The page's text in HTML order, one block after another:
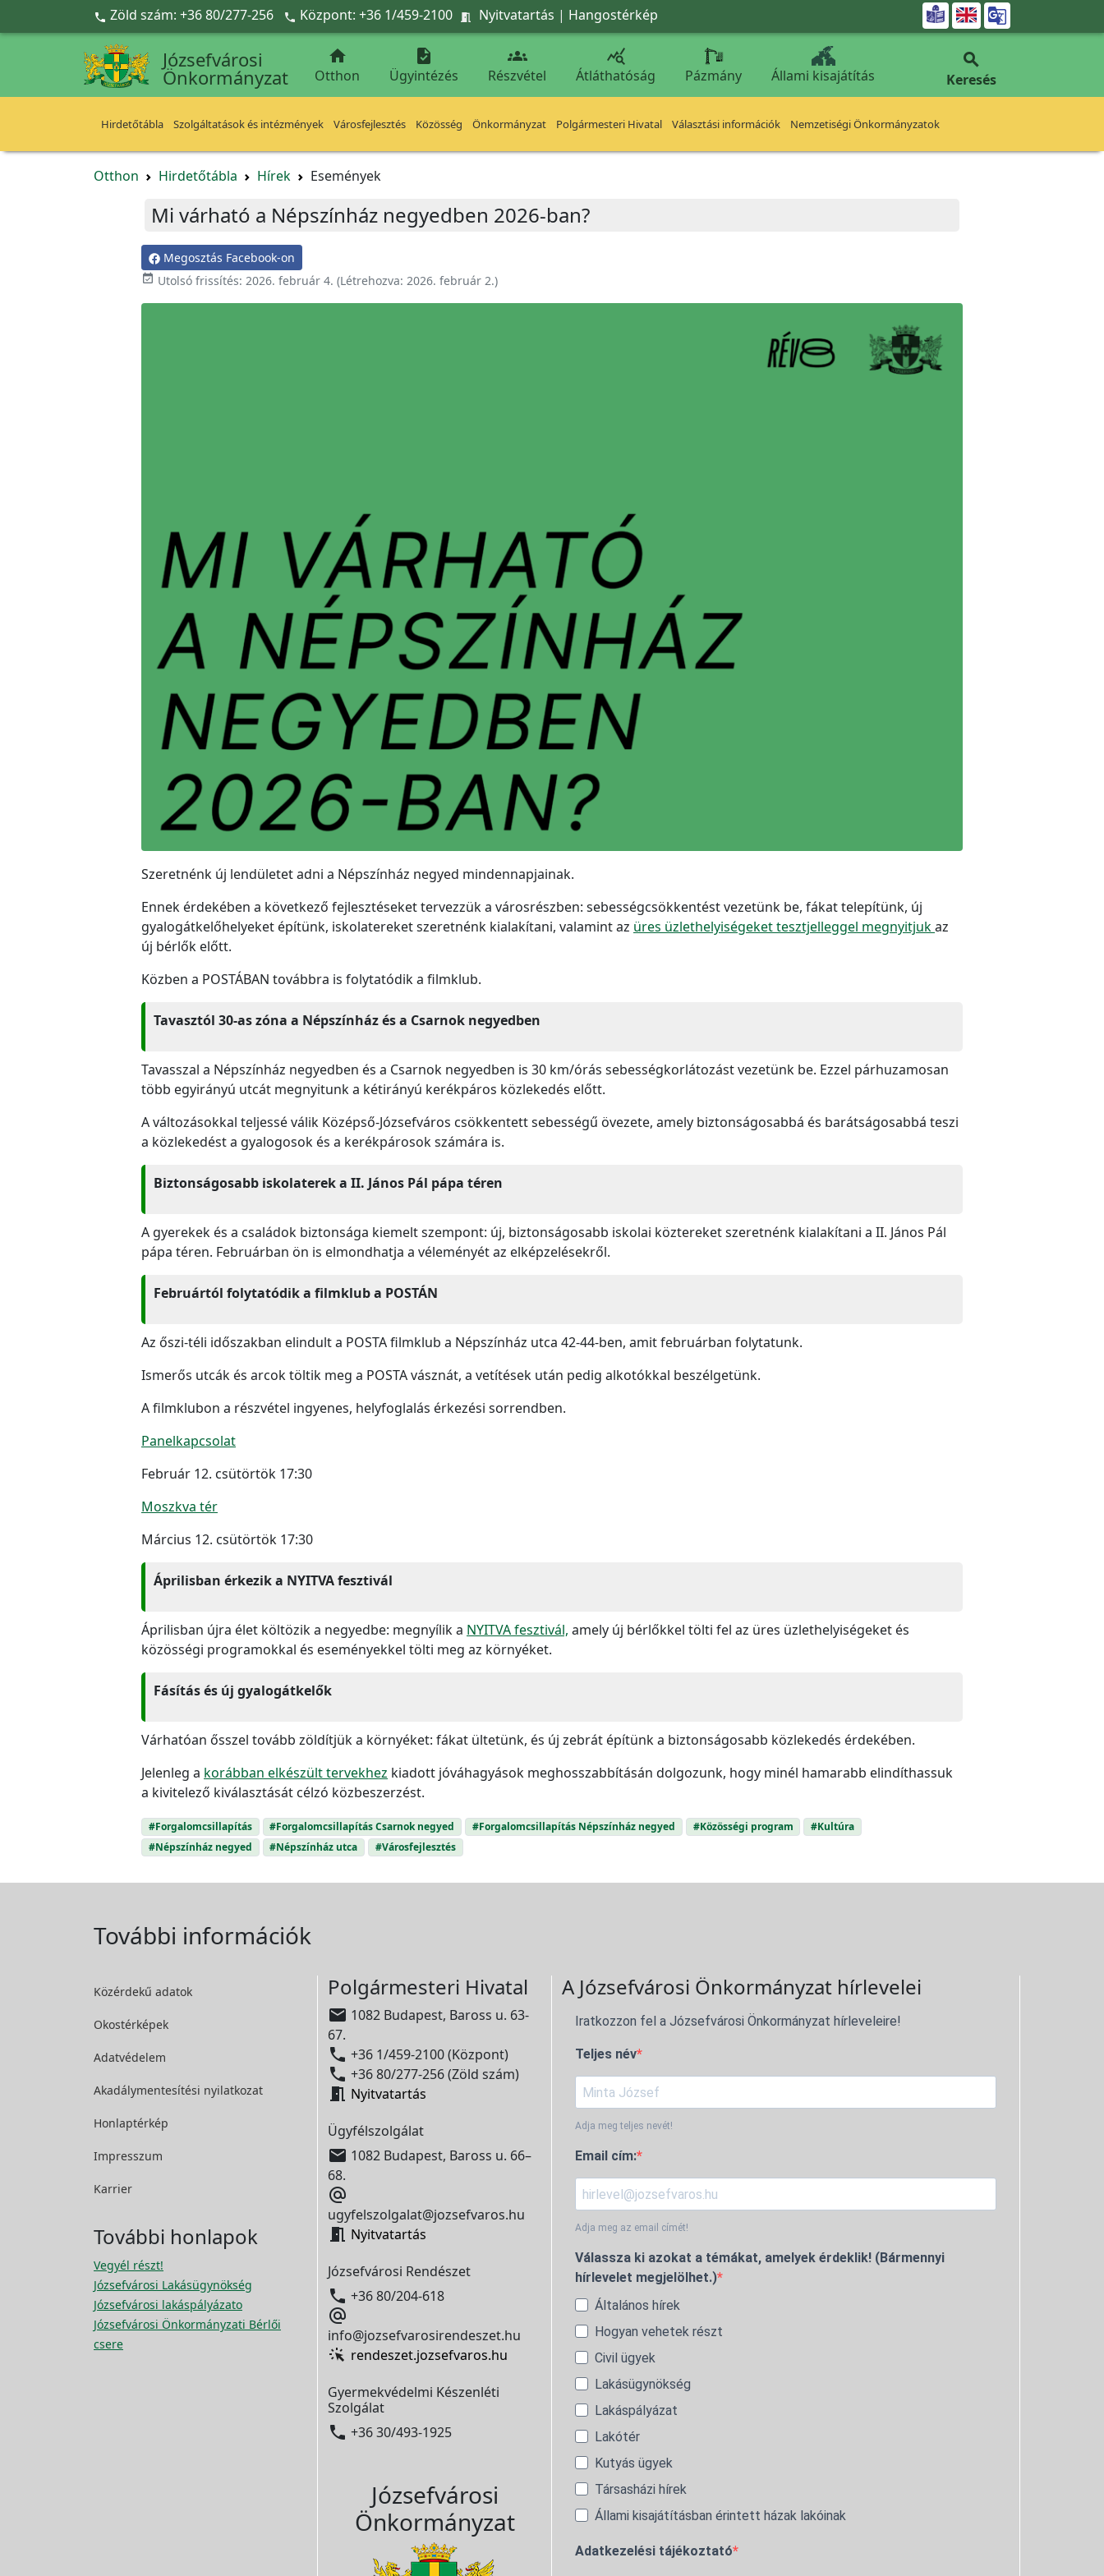
Ugrás a fő tartalomra
 Zöld szám: +36 80/277-256  Központ: +36 1/459-2100  Nyitvatartás | Hangostérkép 
Józsefvárosi
Önkormányzat

Otthon

Ügyintézés

Részvétel

Átláthatóság Pázmány Állami kisajátítás

Keresés
Hirdetőtábla Szolgáltatások és intézmények Városfejlesztés Közösség Önkormányzat Polgármesteri Hivatal Választási információk Nemzetiségi Önkormányzatok
Otthon Hirdetőtábla Hírek Események
Mi várható a Népszínház negyedben 2026-ban?
Megosztás Facebook-on
 Utolsó frissítés: 2026. február 4. (Létrehozva: 2026. február 2.)
Szeretnénk új lendületet adni a Népszínház negyed mindennapjainak.
Ennek érdekében a következő fejlesztéseket tervezzük a városrészben: sebességcsökkentést vezetünk be, fákat telepítünk, új
gyalogátkelőhelyeket építünk, iskolatereket szeretnénk kialakítani, valamint az üres üzlethelyiségeket tesztjelleggel megnyitjukaz
új bérlők előtt.
Közben a POSTÁBAN továbbra is folytatódik a filmklub.
Tavasztól 30-as zóna a Népszínház és a Csarnok negyedben
Tavasszal a Népszínház negyedben és a Csarnok negyedben is 30 km/órás sebességkorlátozást vezetünk be. Ezzel párhuzamosan
több egyirányú utcát megnyitunk a kétirányú kerékpáros közlekedés előtt.
A változásokkal teljessé válik Középső-Józsefváros csökkentett sebességű övezete, amely biztonságosabbá és barátságosabbá teszi
a közlekedést a gyalogosok és a kerékpárosok számára is.
Biztonságosabb iskolaterek a II. János Pál pápa téren
A gyerekek és a családok biztonsága kiemelt szempont: új, biztonságosabb iskolai köztereket szeretnénk kialakítani a II. János Pál
pápa téren. Februárban ön is elmondhatja a véleményét az elképzelésekről.
Februártól folytatódik a filmklub a POSTÁN
Az őszi-téli időszakban elindult a POSTA filmklub a Népszínház utca 42-44-ben, amit februárban folytatunk.
Ismerős utcák és arcok töltik meg a POSTA vásznát, a vetítések után pedig alkotókkal beszélgetünk.
A filmklubon a részvétel ingyenes, helyfoglalás érkezési sorrendben.
Panelkapcsolat
Február 12. csütörtök 17:30
Moszkva tér
Március 12. csütörtök 17:30
Áprilisban érkezik a NYITVA fesztivál
Áprilisban újra élet költözik a negyedbe: megnyílik a NYITVA fesztivál, amely új bérlőkkel tölti fel az üres üzlethelyiségeket és
közösségi programokkal és eseményekkel tölti meg az környéket.
Fásítás és új gyalogátkelők
Várhatóan ősszel tovább zöldítjük a környéket: fákat ültetünk, és új zebrát építünk a biztonságosabb közlekedés érdekében.
Jelenleg a korábban elkészült tervekhez kiadott jóváhagyások meghosszabbításán dolgozunk, hogy minél hamarabb elindíthassuk
a kivitelező kiválasztását célzó közbeszerzést.
#Forgalomcsillapítás #Forgalomcsillapítás Csarnok negyed #Forgalomcsillapítás Népszínház negyed #Közösségi program
#Kultúra
#Népszínház negyed
#Népszínház utca #Városfejlesztés
További információk
Közérdekű adatok
Okostérképek
Adatvédelem
Akadálymentesítési nyilatkozat
Honlaptérkép
Impresszum
Karrier
További honlapok
Vegyél részt!
Józsefvárosi Lakásügynökség
Józsefvárosi lakáspályázato
Józsefvárosi Önkormányzati Bérlői
csere
Polgármesteri Hivatal
 1082 Budapest, Baross u. 63-
67.
 +36 1/459-2100 (Központ)
 +36 80/277-256 (Zöld szám)
 Nyitvatartás
Ügyfélszolgálat
 1082 Budapest, Baross u. 66–
68.

ugyfelszolgalat@jozsefvaros.hu
 Nyitvatartás
Józsefvárosi Rendészet
 +36 80/204-618

info@jozsefvarosirendeszet.hu
rendeszet.jozsefvaros.hu
Gyermekvédelmi Készenléti
Szolgálat
 +36 30/493-1925
Józsefvárosi
Önkormányzat
A Józsefvárosi Önkormányzat hírlevelei
Iratkozzon fel a Józsefvárosi Önkormányzat hírleveleire!
Teljes név
Adja meg teljes nevét!
Email cím:
Adja meg az email címét!
Válassza ki azokat a témákat, amelyek érdeklik! (Bármennyi
hírlevelet megjelölhet.)
Általános hírek
Hogyan vehetek részt
Civil ügyek
Lakásügynökség
Lakáspályázat
Lakótér
Kutyás ügyek
Társasházi hírek
Állami kisajátításban érintett házak lakóinak
Adatkezelési tájékoztató